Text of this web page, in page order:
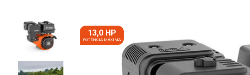
13,0 HP